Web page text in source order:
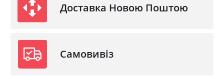
приміщення.
декоративні вставки у кольорі дуб венге магія;
оригінальна система відкривання без виступаючих
Доставка Новою Поштою
Самовивіз